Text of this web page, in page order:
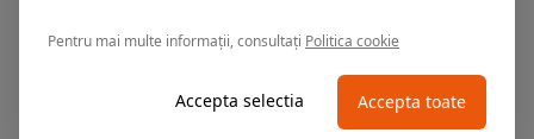
0374.347.708
Pentru mai multe informații, consultați Politica cookie
Accepta selectia Accepta toate